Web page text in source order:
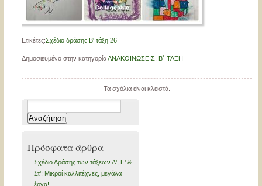
Ετικέτες:Σχέδιο δράσης Β' τάξη 26
Δημοσιευμένο στην κατηγορίαΑΝΑΚΟΙΝΩΣΕΙΣ Β΄ ΤΑΞΗ
Τα σχόλια είναι κλειστά.
για:
Πρόσφατα άρθρα
Σχέδιο Δράσης των τάξεων Δ’, Ε’ &
Στ’: Μικροί καλλιτέχνες, μεγάλα
έργα!